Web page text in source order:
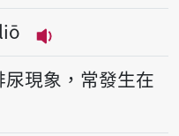
播放音讀
現象，常發生在